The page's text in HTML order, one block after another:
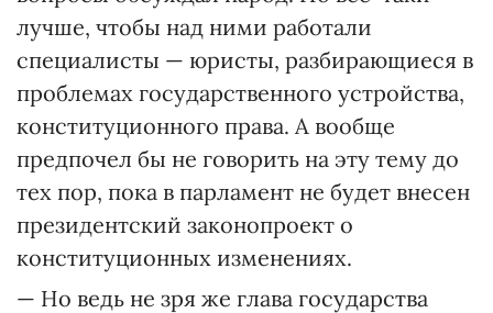
лучше, чтобы над ними работали
специалисты — юристы, разбирающиеся в
проблемах государственного устройства,
конституционного права. А вообще
предпочел бы не говорить на эту тему до
тех пор, пока в парламент не будет внесен
президентский законопроект о
конституционных изменениях.
— Но ведь не зря же глава государства